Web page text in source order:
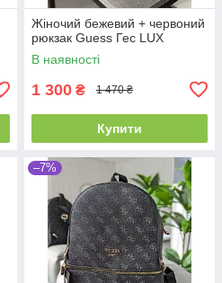
Жіночий бежевий + червоний
рюкзак Guess Гес LUX
В наявності
1 300 ₴ 1 470 ₴
Купити
–7%